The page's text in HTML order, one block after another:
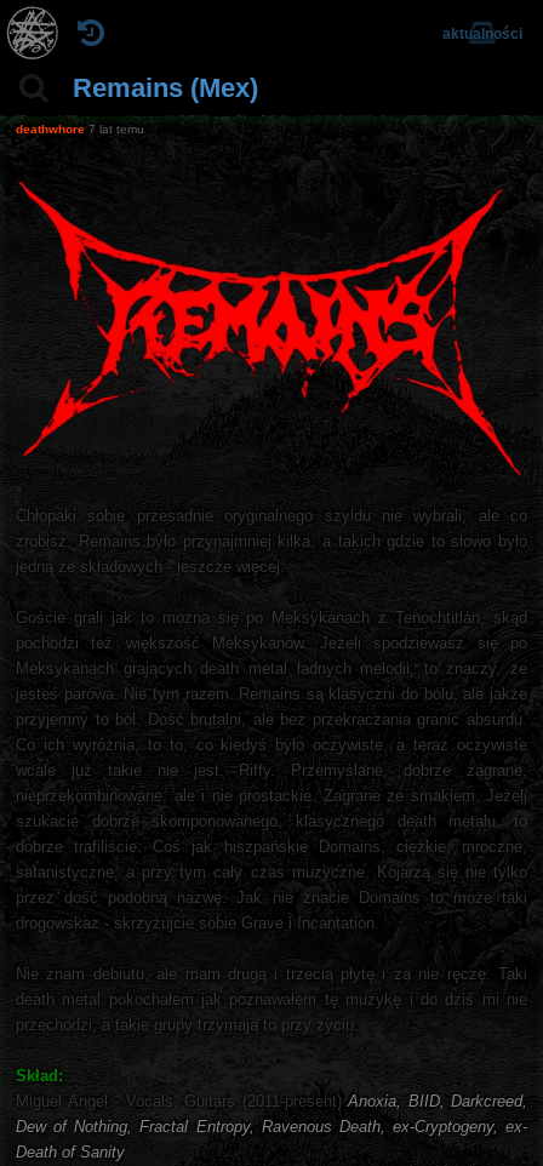
Remains (Mex)
aktualności
deathwhore 7 lat temu
Chłopaki sobie przesadnie oryginalnego szyldu nie wybrali, ale co
zrobisz. Remains było przynajmniej kilka, a takich gdzie to słowo było
jedną ze składowych - jeszcze więcej.
Goście grali jak to można się po Meksykanach z Tenochtitlán, skąd
pochodzi też większość Meksykanów. Jeżeli spodziewasz się po
Meksykanach grających death metal ładnych melodii, to znaczy, że
jesteś parówa. Nie tym razem. Remains są klasyczni do bólu, ale jakże
przyjemny to ból. Dość brutalni, ale bez przekraczania granic absurdu.
Co ich wyróżnia, to to, co kiedyś było oczywiste, a teraz oczywiste
wcale już takie nie jest. Riffy. Przemyślane, dobrze zagrane,
nieprzekombinowane, ale i nie prostackie. Zagrane ze smakiem. Jeżeli
szukacie dobrze skomponowanego, klasycznego death metalu, to
dobrze trafiliście. Coś jak hiszpańskie Domains, ciężkie, mroczne,
satanistyczne, a przy tym cały czas muzyczne. Kojarzą się nie tylko
przez dość podobną nazwę. Jak nie znacie Domains to może taki
drogowskaz - skrzyżujcie sobie Grave i Incantation.
Nie znam debiutu, ale mam drugą i trzecią płytę i za nie ręczę. Taki
death metal pokochałem jak poznawałem tę muzykę i do dziś mi nie
przechodzi, a takie grupy trzymają to przy życiu.
Skład:
Miguel Angel - Vocals, Guitars (2011-present)Anoxia, BIID, Darkcreed,
Dew of Nothing, Fractal Entropy, Ravenous Death, ex-Cryptogeny, ex-
Death of Sanity